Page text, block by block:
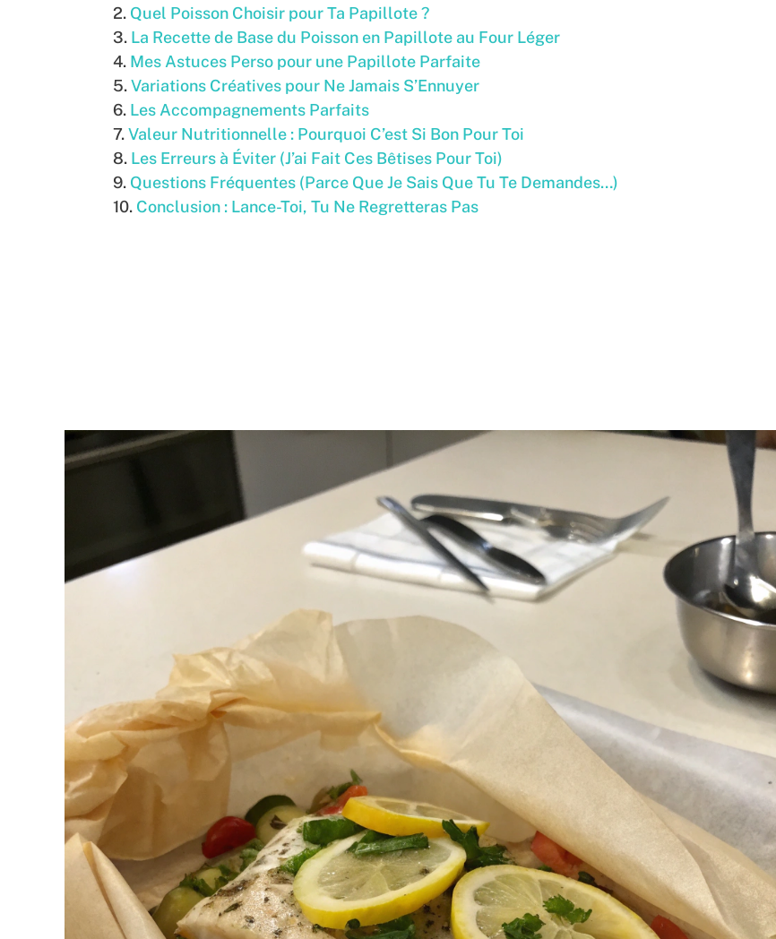
Quel Poisson Choisir pour Ta Papillote ?
La Recette de Base du Poisson en Papillote au Four Léger
Mes Astuces Perso pour une Papillote Parfaite
Variations Créatives pour Ne Jamais S’Ennuyer
Les Accompagnements Parfaits
Valeur Nutritionnelle : Pourquoi C’est Si Bon Pour Toi
Les Erreurs à Éviter (J’ai Fait Ces Bêtises Pour Toi)
Questions Fréquentes (Parce Que Je Sais Que Tu Te Demandes…)
Conclusion : Lance-Toi, Tu Ne Regretteras Pas